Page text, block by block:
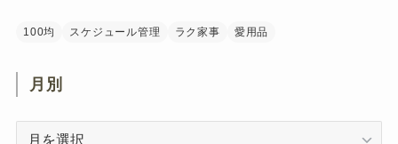
100均 スケジュール管理 ラク家事 愛用品
月別